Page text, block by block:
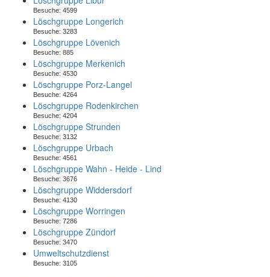
Besuche: 4599
Löschgruppe Longerich
Besuche: 3283
Löschgruppe Lövenich
Besuche: 885
Löschgruppe Merkenich
Besuche: 4530
Löschgruppe Porz-Langel
Besuche: 4264
Löschgruppe Rodenkirchen
Besuche: 4204
Löschgruppe Strunden
Besuche: 3132
Löschgruppe Urbach
Besuche: 4561
Löschgruppe Wahn - Heide - Lind
Besuche: 3676
Löschgruppe Widdersdorf
Besuche: 4130
Löschgruppe Worringen
Besuche: 7286
Löschgruppe Zündorf
Besuche: 3470
Umweltschutzdienst
Besuche: 3105